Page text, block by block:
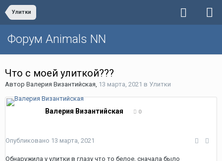
Улитки
Форум Animals NN
Что с моей улиткой???
Автор Валерия Византийская, 13 марта, 2021 в Улитки
Валерия Византийская 0
Опубликовано 13 марта, 2021
Обнаружила у улитки в глазу что то белое, сначала было